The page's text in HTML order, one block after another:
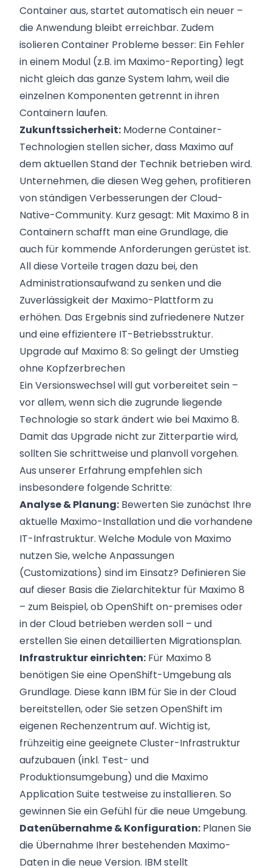
Container aus, startet automatisch ein neuer –
die Anwendung bleibt erreichbar. Zudem
isolieren Container Probleme besser: Ein Fehler
in einem Modul (z.B. im Maximo-Reporting) legt
nicht gleich das ganze System lahm, weil die
einzelnen Komponenten getrennt in ihren
Containern laufen.
Zukunftssicherheit: Moderne Container-
Technologien stellen sicher, dass Maximo auf
dem aktuellen Stand der Technik betrieben wird.
Unternehmen, die diesen Weg gehen, profitieren
von ständigen Verbesserungen der Cloud-
Native-Community. Kurz gesagt: Mit Maximo 8 in
Containern schafft man eine Grundlage, die
auch für kommende Anforderungen gerüstet ist.
All diese Vorteile tragen dazu bei, den
Administrationsaufwand zu senken und die
Zuverlässigkeit der Maximo-Plattform zu
erhöhen. Das Ergebnis sind zufriedenere Nutzer
und eine effizientere IT-Betriebsstruktur.
Upgrade auf Maximo 8: So gelingt der Umstieg
ohne Kopfzerbrechen
Ein Versionswechsel will gut vorbereitet sein –
vor allem, wenn sich die zugrunde liegende
Technologie so stark ändert wie bei Maximo 8.
Damit das Upgrade nicht zur Zitterpartie wird,
sollten Sie schrittweise und planvoll vorgehen.
Aus unserer Erfahrung empfehlen sich
insbesondere folgende Schritte:
Analyse & Planung: Bewerten Sie zunächst Ihre
aktuelle Maximo-Installation und die vorhandene
IT-Infrastruktur. Welche Module von Maximo
nutzen Sie, welche Anpassungen
(Customizations) sind im Einsatz? Definieren Sie
auf dieser Basis die Zielarchitektur für Maximo 8
– zum Beispiel, ob OpenShift on-premises oder
in der Cloud betrieben werden soll – und
erstellen Sie einen detaillierten Migrationsplan.
Infrastruktur einrichten: Für Maximo 8
benötigen Sie eine OpenShift-Umgebung als
Grundlage. Diese kann IBM für Sie in der Cloud
bereitstellen, oder Sie setzen OpenShift im
eigenen Rechenzentrum auf. Wichtig ist,
frühzeitig eine geeignete Cluster-Infrastruktur
aufzubauen (inkl. Test- und
Produktionsumgebung) und die Maximo
Application Suite testweise zu installieren. So
gewinnen Sie ein Gefühl für die neue Umgebung.
Datenübernahme & Konfiguration: Planen Sie
die Übernahme Ihrer bestehenden Maximo-
Daten in die neue Version. IBM stellt